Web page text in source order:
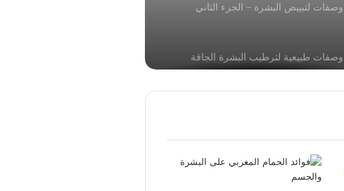
وصفات لتبييض البشرة – الجزء الثاني
وصفات طبيعية لترطيب البشرة الجافة
خلطة الشوفان والرايب لتبيض البشرة ومنع
جفافها خلال الصيف